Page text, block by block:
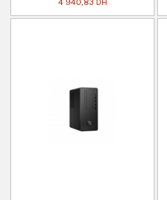
4 940,83 DH